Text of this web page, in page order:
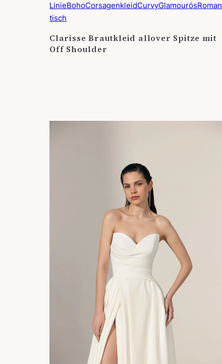
LinieBohoCorsagenkleidCurvyGlamourösRoman
tisch
Clarisse Brautkleid allover Spitze mit
Off Shoulder